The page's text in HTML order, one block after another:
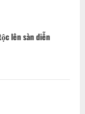
lên sàn diễn